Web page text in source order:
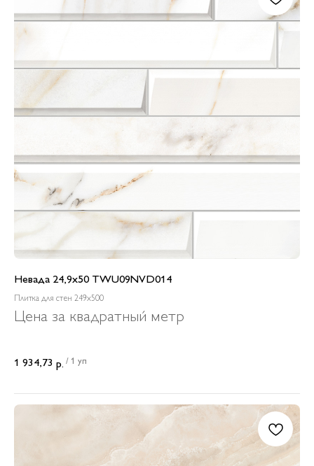
Невада 24,9x50 TWU09NVD014
Плитка для стен 249x500
Цена за квадратный метр
1 934,73 р. / 1 уп